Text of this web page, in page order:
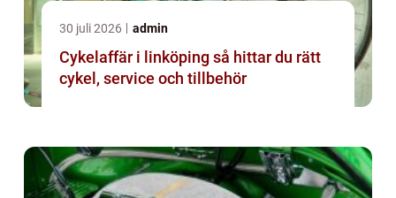
30 juli 2026 admin
Cykelaffär i linköping så hittar du rätt
cykel, service och tillbehör